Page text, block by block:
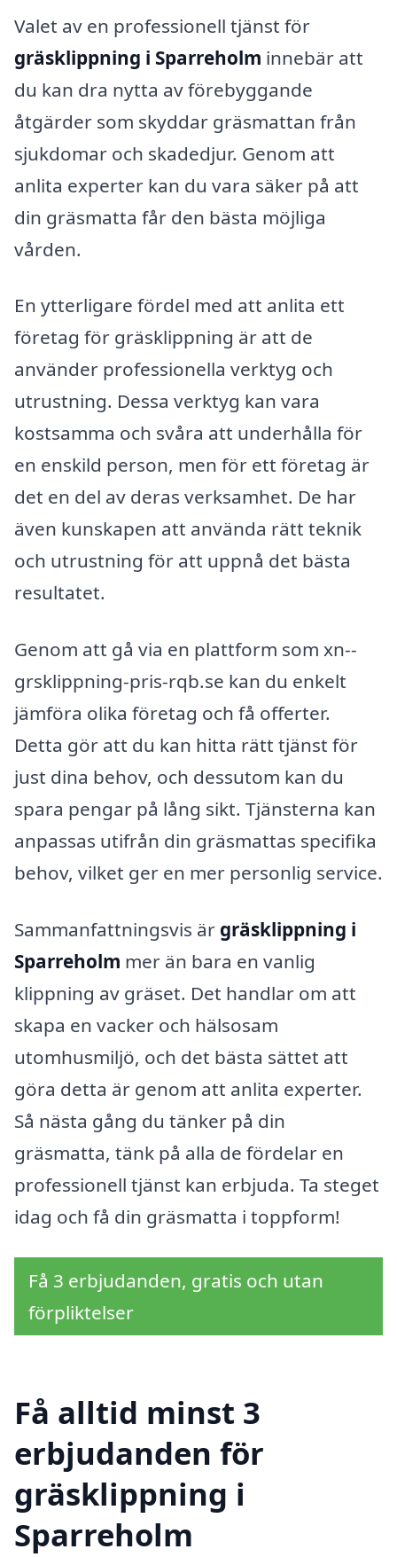
Valet av en professionell tjänst för
gräsklippning i Sparreholm innebär att
du kan dra nytta av förebyggande
åtgärder som skyddar gräsmattan från
sjukdomar och skadedjur. Genom att
anlita experter kan du vara säker på att
din gräsmatta får den bästa möjliga
vården.
En ytterligare fördel med att anlita ett
företag för gräsklippning är att de
använder professionella verktyg och
utrustning. Dessa verktyg kan vara
kostsamma och svåra att underhålla för
en enskild person, men för ett företag är
det en del av deras verksamhet. De har
även kunskapen att använda rätt teknik
och utrustning för att uppnå det bästa
resultatet.
Genom att gå via en plattform som xn--
grsklippning-pris-rqb.se kan du enkelt
jämföra olika företag och få offerter.
Detta gör att du kan hitta rätt tjänst för
just dina behov, och dessutom kan du
spara pengar på lång sikt. Tjänsterna kan
anpassas utifrån din gräsmattas specifika
behov, vilket ger en mer personlig service.
Sammanfattningsvis är gräsklippning i
Sparreholm mer än bara en vanlig
klippning av gräset. Det handlar om att
skapa en vacker och hälsosam
utomhusmiljö, och det bästa sättet att
göra detta är genom att anlita experter.
Så nästa gång du tänker på din
gräsmatta, tänk på alla de fördelar en
professionell tjänst kan erbjuda. Ta steget
idag och få din gräsmatta i toppform!
Få 3 erbjudanden, gratis och utan
förpliktelser
Få alltid minst 3
erbjudanden för
gräsklippning i
Sparreholm